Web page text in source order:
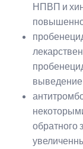
НПВП и
обратного